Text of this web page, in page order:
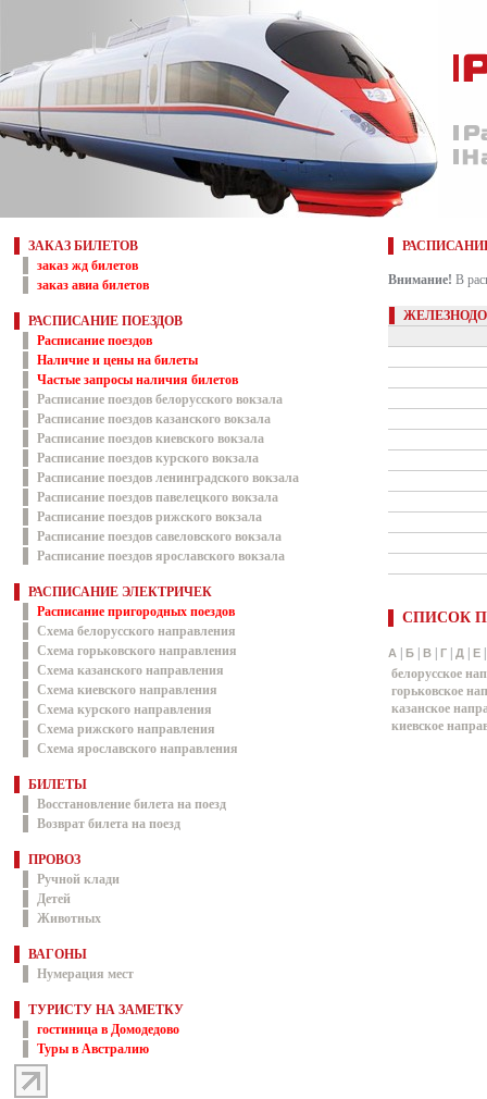
ЗАКАЗ БИЛЕТОВ
заказ жд билетов
заказ авиа билетов
РАСПИСАНИЕ ПОЕЗДОВ
Расписание поездов
Наличие и цены на билеты
Частые запросы наличия билетов
Расписание поездов белорусского вокзала
Расписание поездов казанского вокзала
Расписание поездов киевского вокзала
Расписание поездов курского вокзала
Расписание поездов ленинградского вокзала
Расписание поездов павелецкого вокзала
Расписание поездов рижского вокзала
Расписание поездов савеловского вокзала
Расписание поездов ярославского вокзала
РАСПИСАНИЕ ЭЛЕКТРИЧЕК
Расписание пригородных поездов
Схема белорусского направления
Схема горьковского направления
Схема казанского направления
Схема киевского направления
Схема курского направления
Схема рижского направления
Схема ярославского направления
БИЛЕТЫ
Восстановление билета на поезд
Возврат билета на поезд
ПРОВОЗ
Ручной клади
Детей
Животных
ВАГОНЫ
Нумерация мест
ТУРИСТУ НА ЗАМЕТКУ
гостиница в Домодедово
Туры в Австралию
Внимание! В
СПИСОК
А Б В Г Д Е
белорусское
горьковское
казанское
киевское